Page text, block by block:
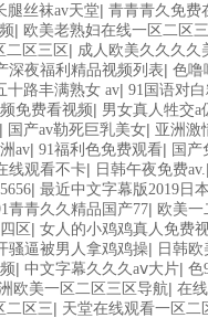
腿丝袜av天堂| 青青青久免费
| 欧美老熟妇在线一区二区
二区三区| 成人欧美久久久久
深夜福利精品视频列表| 色噜
十路丰满熟女 av| 91国语对
免费看视频| 男女真人牲交a
| 国产av勒死巨乳美女| 亚洲激
av| 91福利色免费观看| 国
线观看不卡| 日韩午夜免费av.
| 最近中文字幕版2019日
青青久久精品国产77| 欧美
区 | 女人的小鸡鸡真人免费
骚逼被男人拿鸡鸡操| 日韩
| 中文字幕久久久aⅴ大片| 色
欧美一区二区三区导航| 在
二区三| 天堂在线观看一区二